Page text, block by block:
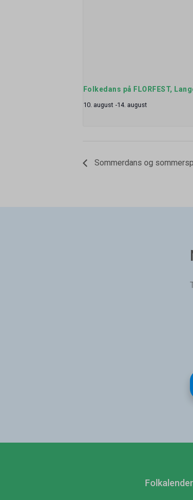
Folkedans på FLORFEST,
10. august -14. august
Sommerdans og
Folkalender